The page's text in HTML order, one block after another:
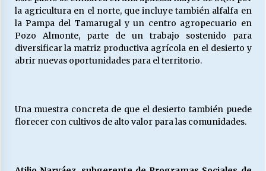
Chile y sus segmentos de la riqueza
06/04/2026
la agricultura en el norte, que incluye también alfalfa en
la Pampa del Tamarugal y un centro agropecuario en
Pozo Almonte, parte de un trabajo sostenido para
diversificar la matriz productiva agrícola en el desierto y
abrir nuevas oportunidades para el territorio.
Una muestra concreta de que el desierto también puede
florecer con cultivos de alto valor para las comunidades.